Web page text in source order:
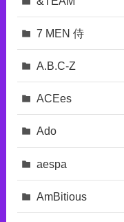
7 MEN 侍
A.B.C-Z
ACEes
Ado
aespa
AmBitious